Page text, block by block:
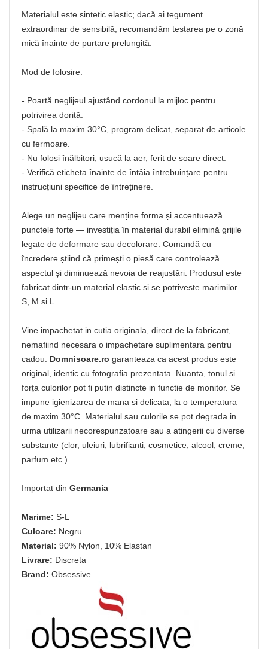
Materialul este sintetic elastic; dacă ai tegument
extraordinar de sensibilă, recomandăm testarea pe o zonă
mică înainte de purtare prelungită.
Mod de folosire:
- Poartă neglijeul ajustând cordonul la mijloc pentru
potrivirea dorită.
- Spală la maxim 30°C, program delicat, separat de articole
cu fermoare.
- Nu folosi înălbitori; usucă la aer, ferit de soare direct.
- Verifică eticheta înainte de întâia întrebuințare pentru
instrucțiuni specifice de întreținere.
Alege un neglijeu care menține forma și accentuează
punctele forte — investiția în material durabil elimină grijile
legate de deformare sau decolorare. Comandă cu
încredere știind că primești o piesă care controlează
aspectul și diminuează nevoia de reajustări. Produsul este
fabricat dintr-un material elastic si se potriveste marimilor
S, M si L.
Vine impachetat in cutia originala, direct de la fabricant,
nemafiind necesara o impachetare suplimentara pentru
cadou. Domnisoare.ro garanteaza ca acest produs este
original, identic cu fotografia prezentata. Nuanta, tonul si
forța culorilor pot fi putin distincte in functie de monitor. Se
impune igienizarea de mana si delicata, la o temperatura
de maxim 30°C. Materialul sau culorile se pot degrada in
urma utilizarii necorespunzatoare sau a atingerii cu diverse
substante (clor, uleiuri, lubrifianti, cosmetice, alcool, creme,
parfum etc.).
Importat din Germania
Marime: S-L
Culoare: Negru
Material: 90% Nylon, 10% Elastan
Livrare: Discreta
Brand: Obsessive